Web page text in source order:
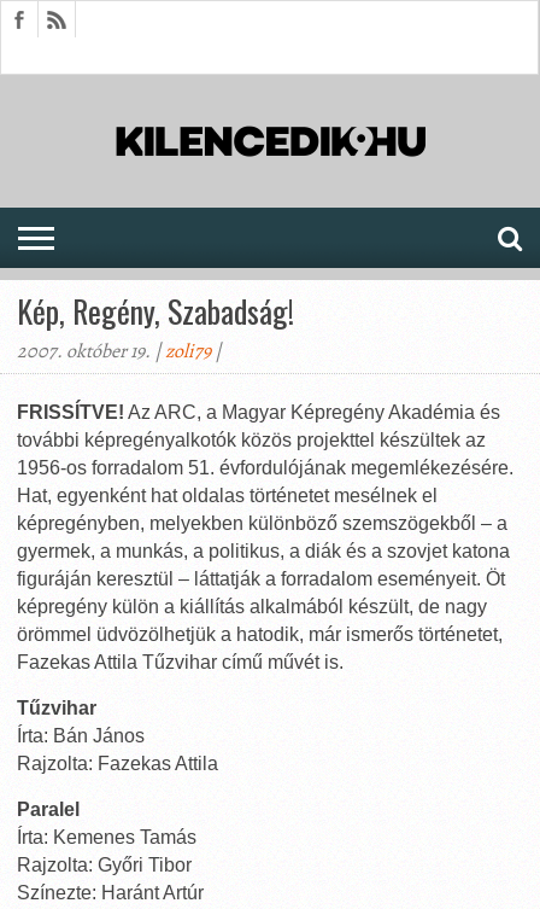
Kép, Regény, Szabadság!
2007. október 19. |zoli79|
FRISSÍTVE! Az ARC, a Magyar Képregény Akadémia és
további képregényalkotók közös projekttel készültek az
1956-os forradalom 51. évfordulójának megemlékezésére.
Hat, egyenként hat oldalas történetet mesélnek el
képregényben, melyekben különböző szemszögekből – a
gyermek, a munkás, a politikus, a diák és a szovjet katona
figuráján keresztül – láttatják a forradalom eseményeit. Öt
képregény külön a kiállítás alkalmából készült, de nagy
örömmel üdvözölhetjük a hatodik, már ismerős történetet,
Fazekas Attila Tűzvihar című művét is.
Tűzvihar
Írta: Bán János
Rajzolta: Fazekas Attila
Paralel
Írta: Kemenes Tamás
Rajzolta: Győri Tibor
Színezte: Haránt Artúr